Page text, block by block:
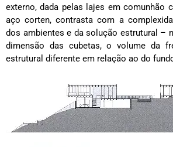
externo, dada pelas lajes em comunhão
aço corten, contrasta com a
dos ambientes e da solução estrutural –
dimensão das cubetas, o volume da
estrutural diferente em relação ao do